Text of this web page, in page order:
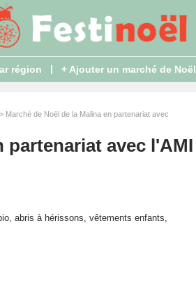
région | + Ajouter un marché de Noël
> Marché de Noël de la Malina en partenariat avec
partenariat avec l'AMI
abris à hérissons, vêtements enfants,